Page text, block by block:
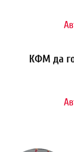
КФМ да